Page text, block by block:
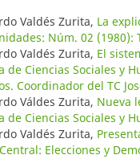
Valdés Zurita, La
Núm. 02 (1980):
Valdés Zurita, El
de Ciencias Sociales y
Coordinador del TC
Váldes Zurita, Nueva
de Ciencias Sociales y
Valdés Zurita,
Elecciones y